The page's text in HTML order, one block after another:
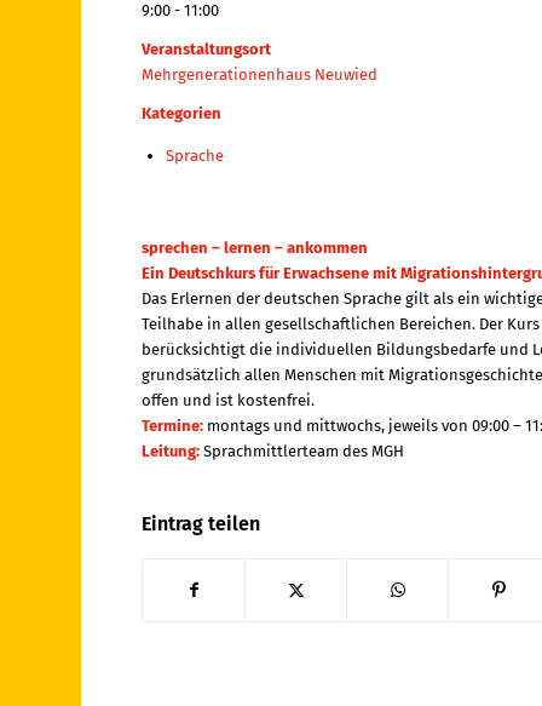
9:00 - 11:00
Veranstaltungsort
Mehrgenerationenhaus Neuwied
Kategorien
Sprache
sprechen – lernen – ankommen
Ein Deutschkurs für Erwachsene mit
Das Erlernen der deutschen Sprache gilt als ein
Teilhabe in allen gesellschaftlichen Bereichen. Der Kurs
berücksichtigt die individuellen Bildungsbedarfe und
grundsätzlich allen Menschen mit
offen und ist kostenfrei.
Termine: montags und mittwochs, jeweils von 09:00 –
Leitung: Sprachmittlerteam des MGH
Eintrag teilen